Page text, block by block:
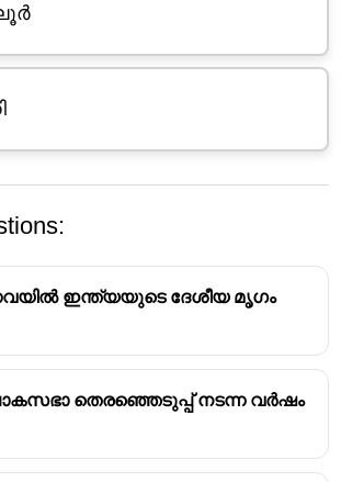
ആഗോള പട്ടികയിൽ മുംബൈ
Out Index" എന്ന മാധ്യമം
ഇന്ത്യയുടെ ദേശീയ മൃഗം
തെരഞ്ഞെടുപ്പ് നടന്ന വർഷം